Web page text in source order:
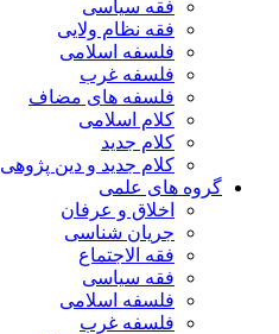
فقه سیاسی
فقه نظام ولایی
فلسفه اسلامی
فلسفه غرب
فلسفه های مضاف
کلام اسلامی
کلام جدید
کلام جدید و دین پژوهی
گروه های علمی
اخلاق و عرفان
جریان شناسی
فقه الاجتماع
فقه سیاسی
فلسفه اسلامی
فلسفه غرب